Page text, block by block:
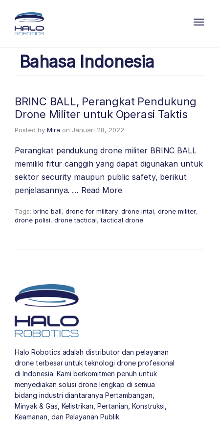
Bahasa Indonesia
BRINC BALL, Perangkat Pendukung
Drone Militer untuk Operasi Taktis
Posted by Mira on Januari 28, 2022
Perangkat pendukung drone militer BRINC BALL
memiliki fitur canggih yang dapat digunakan untuk
sektor security maupun public safety, berikut
penjelasannya. … Read More
Tags: brinc ball, drone for military, drone intai, drone militer,
drone polisi, drone tactical,tactical drone
Halo Robotics adalah distributor dan pelayanan
drone terbesar untuk teknologi drone profesional
di Indonesia. Kami berkomitmen penuh untuk
menyediakan solusi drone lengkap di semua
bidang industri diantaranya Pertambangan,
Minyak & Gas, Kelistrikan, Pertanian, Konstruksi,
Keamanan, dan Pelayanan Publik.